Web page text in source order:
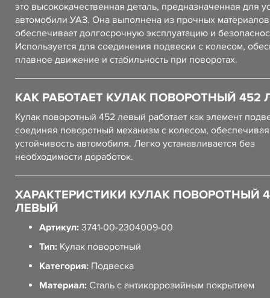
это высококачественная деталь, предназначенная для
автомобили УАЗ. Она выполнена из прочных
обеспечивает долгосрочную эксплуатацию и
Используется для соединения подвески с колесом,
плавное движение и стабильность при поворотах.
КАК РАБОТАЕТ КУЛАК ПОВОРОТНЫЙ 452
Кулак поворотный 452 левый работает как элемент
соединяя поворотный механизм с колесом,
устойчивость автомобиля. Легко устанавливается без
необходимости доработок.
ХАРАКТЕРИСТИКИ КУЛАК ПОВОРОТНЫЙ
ЛЕВЫЙ
Артикул: 3741-00-2304009-00
Тип: Кулак поворотный
Категория: Подвеска
Материал: Сталь с антикоррозийным покрытием